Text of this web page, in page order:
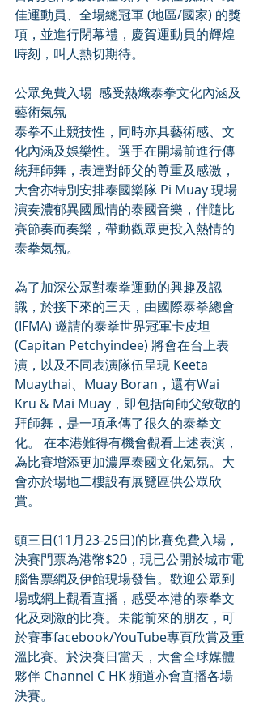
佳運動員、全場總冠軍 (地區/國家) 的獎
項，並進行閉幕禮，慶賀運動員的輝煌
時刻，叫人熱切期待。
公眾免費入場  感受熱熾泰拳文化內涵及
藝術氣氛
泰拳不止競技性，同時亦具藝術感、文
化內涵及娛樂性。選手在開場前進行傳
統拜師舞，表達對師父的尊重及感激，
大會亦特別安排泰國樂隊 Pi Muay 現場
演奏濃郁異國風情的泰國音樂，伴隨比
賽節奏而奏樂，帶動觀眾更投入熱情的
泰拳氣氛。
為了加深公眾對泰拳運動的興趣及認
識，於接下來的三天，由國際泰拳總會
(IFMA) 邀請的泰拳世界冠軍卡皮坦
(Capitan Petchyindee) 將會在台上表
演，以及不同表演隊伍呈現 Keeta
Muaythai、Muay Boran，還有Wai
Kru & Mai Muay，即包括向師父致敬的
拜師舞，是一項承傳了很久的泰拳文
化。 在本港難得有機會觀看上述表演，
為比賽增添更加濃厚泰國文化氣氛。大
會亦於場地二樓設有展覽區供公眾欣
賞。
頭三日(11月23-25日)的比賽免費入場，
決賽門票為港幣$20，現已公開於城市電
腦售票網及伊館現場發售。歡迎公眾到
場或網上觀看直播，感受本港的泰拳文
化及刺激的比賽。未能前來的朋友，可
於賽事facebook/YouTube專頁欣賞及重
溫比賽。於決賽日當天，大會全球媒體
夥伴 Channel C HK 頻道亦會直播各場
決賽。